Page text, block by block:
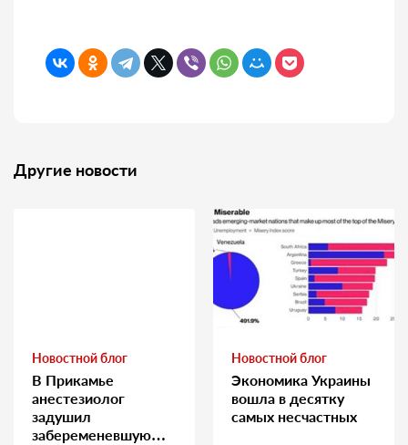
Другие новости
Новостной блог
В Прикамье
анестезиолог
задушил
забеременевшую
Новостной блог
Экономика Украины
вошла в десятку
самых несчастных